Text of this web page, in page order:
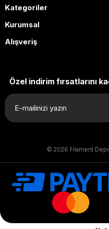
Kategoriler
Kurumsal
Alışveriş
Özel indirim fırsatlarını
© 2026 Filament